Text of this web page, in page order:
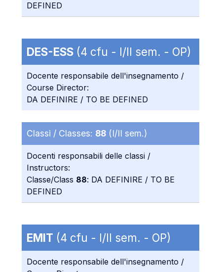
DEFINED
DES-ESS (4 cfu - I/II sem. - OP)
Docente responsabile dell'insegnamento /
Course Director:
DA DEFINIRE / TO BE DEFINED
Classi / Classes: 88 (I/II sem.)
Docenti responsabili delle classi /
Instructors:
Classe/Class 88: DA DEFINIRE / TO BE
DEFINED
EMIT (4 cfu - I/II sem. - OP)
Docente responsabile dell'insegnamento /